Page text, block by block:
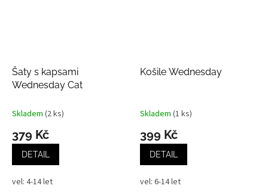
Šaty s kapsami
Wednesday Cat
Skladem (2 ks)
379 Kč
DETAIL
vel: 4-14 let
Košile Wednesday
Skladem (1 ks)
399 Kč
DETAIL
vel: 6-14 let